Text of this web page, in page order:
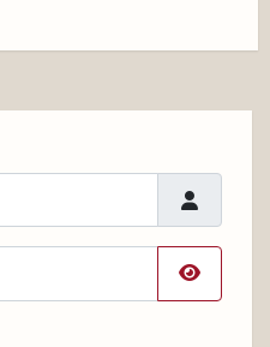
Afficher